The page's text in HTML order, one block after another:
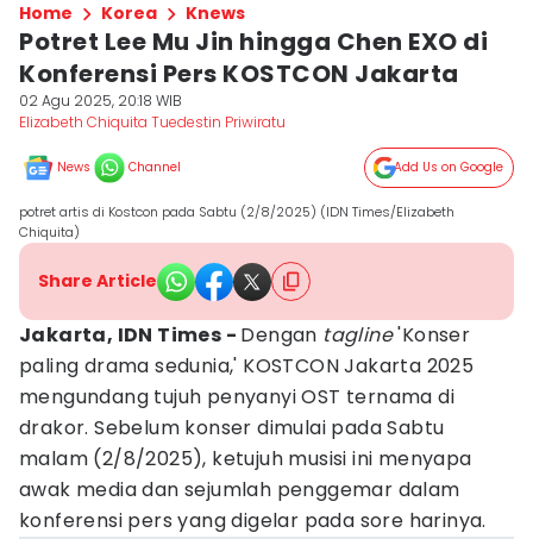
Home Korea Knews
Potret Lee Mu Jin hingga Chen EXO di
Konferensi Pers KOSTCON Jakarta
02 Agu 2025, 20:18 WIB
Elizabeth Chiquita Tuedestin Priwiratu
News Channel Add Us on Google
potret artis di Kostcon pada Sabtu (2/8/2025) (IDN Times/Elizabeth
Chiquita)
Share Article
Jakarta, IDN Times - Dengan tagline'Konser
paling drama sedunia,' KOSTCON Jakarta 2025
mengundang tujuh penyanyi OST ternama di
drakor. Sebelum konser dimulai pada Sabtu
malam (2/8/2025), ketujuh musisi ini menyapa
awak media dan sejumlah penggemar dalam
konferensi pers yang digelar pada sore harinya.